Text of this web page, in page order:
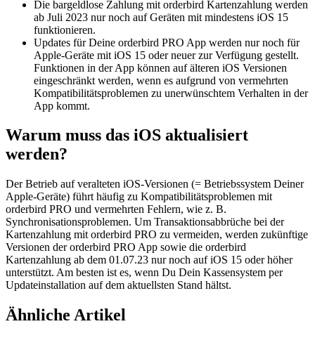
Die bargeldlose Zahlung mit orderbird Kartenzahlung werden
ab Juli 2023 nur noch auf Geräten mit mindestens iOS 15
funktionieren.
Updates für Deine orderbird PRO App werden nur noch für
Apple-Geräte mit iOS 15 oder neuer zur Verfügung gestellt.
Funktionen in der App können auf älteren iOS Versionen
eingeschränkt werden, wenn es aufgrund von vermehrten
Kompatibilitätsproblemen zu unerwünschtem Verhalten in der
App kommt.
Warum muss das iOS aktualisiert
werden?
Der Betrieb auf veralteten iOS-Versionen (= Betriebssystem Deiner
Apple-Geräte) führt häufig zu Kompatibilitätsproblemen mit
orderbird PRO und vermehrten Fehlern, wie z. B.
Synchronisationsproblemen. Um Transaktionsabbrüche bei der
Kartenzahlung mit orderbird PRO zu vermeiden, werden zukünftige
Versionen der orderbird PRO App sowie die orderbird
Kartenzahlung ab dem 01.07.23 nur noch auf iOS 15 oder höher
unterstützt. Am besten ist es, wenn Du Dein Kassensystem per
Updateinstallation auf dem aktuellsten Stand hältst.
Ähnliche Artikel